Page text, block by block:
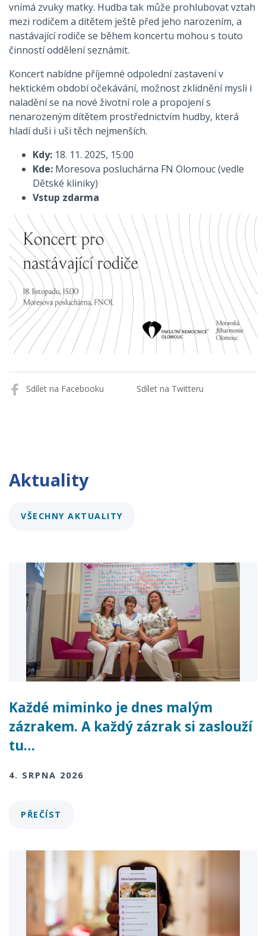
vnímá zvuky matky. Hudba tak může prohlubovat vztah
mezi rodičem a dítětem ještě před jeho narozením, a
nastávající rodiče se během koncertu mohou s touto
činností oddělení seznámit.
Koncert nabídne příjemné odpolední zastavení v
hektickém období očekávání, možnost zklidnění mysli i
naladění se na nové životní role a propojení s
nenarozeným dítětem prostřednictvím hudby, která
hladí duši i uši těch nejmenších.
Kdy: 18. 11. 2025, 15:00
Kde: Moresova posluchárna FN Olomouc (vedle
Dětské kliniky)
Vstup zdarma
Sdílet na Facebooku Sdílet na Twitteru
Aktuality
VŠECHNY AKTUALITY
Každé miminko je dnes malým
zázrakem. A každý zázrak si zaslouží
tu…
4. SRPNA 2026
PŘEČÍST